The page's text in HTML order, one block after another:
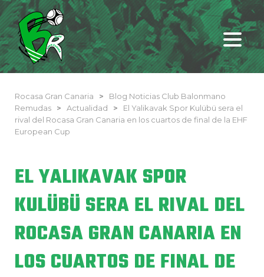
Rocasa Gran Canaria >
Blog Noticias Club Balonmano
Remudas
> Actualidad >
El Yalikavak Spor Kulübü sera el
rival del Rocasa Gran Canaria en los cuartos de final de la EHF
European Cup
EL YALIKAVAK SPOR
KULÜBÜ SERA EL RIVAL DEL
ROCASA GRAN CANARIA EN
LOS CUARTOS DE FINAL DE